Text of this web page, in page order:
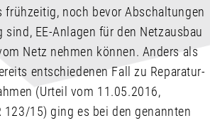
frühzeitig, noch bevor Abschaltungen
EE-Anlagen für den Netzausbau
Netz nehmen können. Anders als
entschiedenen Fall zu Reparatur-
(Urteil vom 11.05.2016,
123/15) ging es bei den genannten